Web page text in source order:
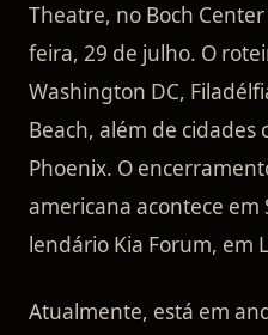
Theatre, no Boch
feira, 29 de julho. O
Washington DC,
Beach, além de cidades
Phoenix. O
americana acontece em
lendário Kia Forum, em
Atualmente, está em